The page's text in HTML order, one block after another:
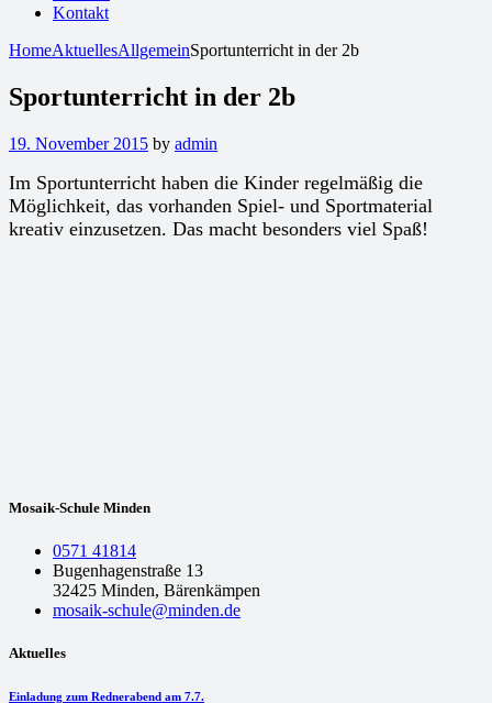
Kontakt
HomeAktuellesAllgemeinSportunterricht in der 2b
Sportunterricht in der 2b
19. November 2015 by admin
Im Sportunterricht haben die Kinder regelmäßig die
Möglichkeit, das vorhanden Spiel- und Sportmaterial
kreativ einzusetzen. Das macht besonders viel Spaß!
Mosaik-Schule Minden
0571 41814
Bugenhagenstraße 13
32425 Minden, Bärenkämpen
mosaik-schule@minden.de
Aktuelles
Einladung zum Rednerabend am 7.7.